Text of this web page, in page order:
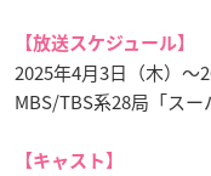
【放送スケジュール】
2025年4月3日（木）〜
MBS/TBS系28局「ス
【キャスト】